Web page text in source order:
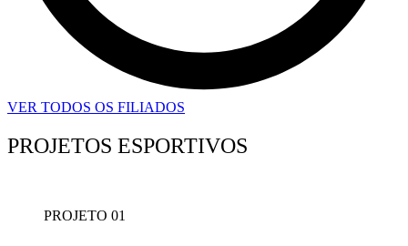
VER TODOS OS FILIADOS
PROJETOS ESPORTIVOS
PROJETO 01